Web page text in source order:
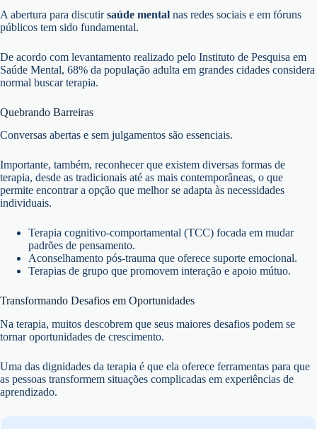
A abertura para discutirsaúde mental nas redes sociais e em fóruns
públicos tem sido fundamental.
De acordo com levantamento realizado pelo Instituto de Pesquisa em
Saúde Mental, 68% da população adulta em grandes cidades considera
normal buscar terapia.
Quebrando Barreiras
Conversas abertas e sem julgamentos são essenciais.
Importante, também, reconhecer que existem diversas formas de
terapia, desde as tradicionais até as mais contemporâneas, o que
permite encontrar a opção que melhor se adapta às necessidades
individuais.
Terapia cognitivo-comportamental (TCC) focada em mudar
padrões de pensamento.
Aconselhamento pós-trauma que oferece suporte emocional.
Terapias de grupo que promovem interação e apoio mútuo.
Transformando Desafios em Oportunidades
Na terapia, muitos descobrem que seus maiores desafios podem se
tornar oportunidades de crescimento.
Uma das dignidades da terapia é que ela oferece ferramentas para que
as pessoas transformem situações complicadas em experiências de
aprendizado.